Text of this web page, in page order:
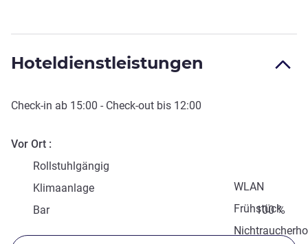
Hoteldienstleistungen
Check-in ab 15:00 - Check-out bis 12:00
Vor Ort
Rollstuhlgängig
WLAN
Klimaanlage
Frühstück
Bar
100 %